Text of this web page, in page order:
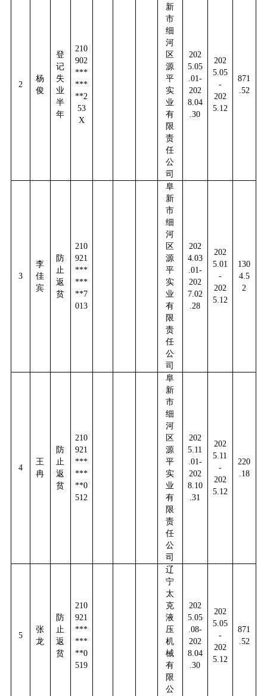
2
杨
俊
登
记
失
业
半
年
210
902
***
***
**2
53
X
新
市
细
河
区
源
平
实
业
有
限
责
任
公
司
202
5.05
.01-
202
8.04
.30
202
5.05
-
202
5.12
871
.52
3
李
佳
宾
防
止
返
贫
210
921
***
***
**7
013
阜
新
市
细
河
区
源
平
实
业
有
限
责
任
公
司
202
4.03
.01-
202
7.02
.28
202
5.01
-
202
5.12
130
4.5
2
4
王
冉
防
止
返
贫
210
921
***
***
**0
512
阜
新
市
细
河
区
源
平
实
业
有
限
责
任
公
司
202
5.11
.01-
202
8.10
.31
202
5.11
-
202
5.12
220
.18
5
张
龙
防
止
返
贫
210
921
***
***
**0
519
辽
宁
太
克
液
压
机
械
有
限
公
202
5.05
.08-
202
8.04
.30
202
5.05
-
202
5.12
871
.52